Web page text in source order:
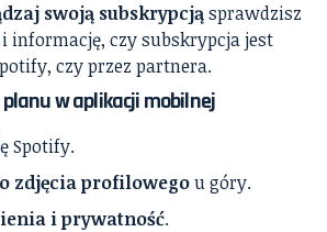
swoją subskrypcjąsprawdzisz
informację, czy subskrypcja jest
czy przez partnera.
w aplikacji mobilnej
Spotify.
zdjęcia profilowegou góry.
i prywatność.